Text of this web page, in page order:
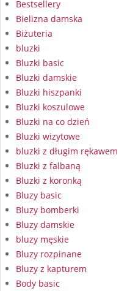
Bestsellery
Bielizna damska
Biżuteria
bluzki
Bluzki basic
Bluzki damskie
Bluzki hiszpanki
Bluzki koszulowe
Bluzki na co dzień
Bluzki wizytowe
bluzki z długim rękawem
Bluzki z falbaną
Bluzki z koronką
Bluzy basic
Bluzy bomberki
Bluzy damskie
bluzy męskie
Bluzy rozpinane
Bluzy z kapturem
Body basic